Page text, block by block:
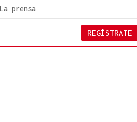
La prensa
REGÍSTRATE